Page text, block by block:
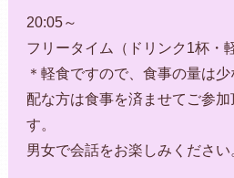
20:05～
フリータイム（ドリンク1杯・
＊軽食ですので、食事の量は
配な方は食事を済ませてご参
す。
男女で会話をお楽しみください